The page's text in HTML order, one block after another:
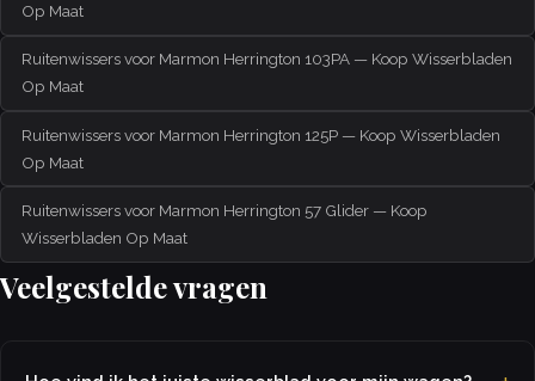
Op Maat
Ruitenwissers voor Marmon Herrington 103PA — Koop Wisserbladen
Op Maat
Ruitenwissers voor Marmon Herrington 125P — Koop Wisserbladen
Op Maat
Ruitenwissers voor Marmon Herrington 57 Glider — Koop
Wisserbladen Op Maat
Veelgestelde vragen